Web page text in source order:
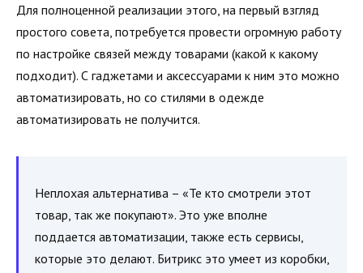
Для полноценной реализации этого, на первый взгляд
простого совета, потребуется провести огромную работу
по настройке связей между товарами (какой к какому
подходит). С гаджетами и аксессуарами к ним это можно
автоматизировать, но со стилями в одежде
автоматизировать не получится.
Неплохая альтернатива – «Те кто смотрели этот
товар, так же покупают». Это уже вполне
поддается автоматизации, также есть сервисы,
которые это делают. Битрикс это умеет из коробки,